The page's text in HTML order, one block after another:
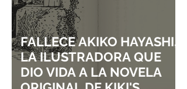
FALLECE AKIKO HAYASHI,
LA ILUSTRADORA QUE
DIO VIDA A LA NOVELA